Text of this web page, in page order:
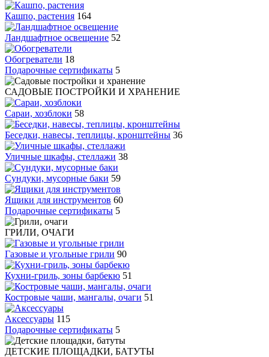
Кашпо, растения 164
Ландшафтное освещение 52
Обогреватели 18
Подарочные сертификаты 5
САДОВЫЕ ПОСТРОЙКИ И ХРАНЕНИЕ
Сараи, хозблоки 58
Беседки, навесы, теплицы, кронштейны 36
Уличные шкафы, стеллажи 38
Сундуки, мусорные баки 59
Ящики для инструментов 60
Подарочные сертификаты 5
ГРИЛИ, ОЧАГИ
Газовые и угольные грили 90
Кухни-гриль, зоны барбекю 51
Костровые чаши, мангалы, очаги 51
Аксессуары 115
Подарочные сертификаты 5
ДЕТСКИЕ ПЛОЩАДКИ, БАТУТЫ